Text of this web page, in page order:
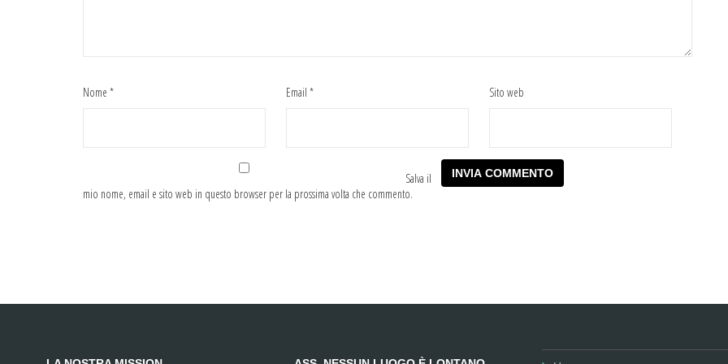
Nome * Email * Sito web
Salva il
mio nome, email e sito web in questo browser per la prossima volta che commento.